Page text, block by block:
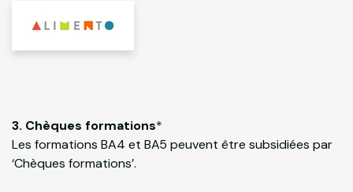
3. Chèques formations*
Les formations BA4 et BA5 peuvent être subsidiées par
‘Chèques formations’.